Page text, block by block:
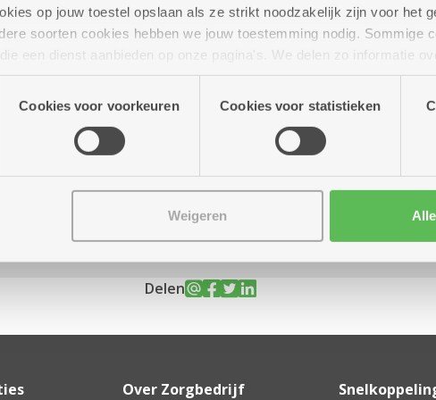
op jouw toestel opslaan als ze strikt noodzakelijk zijn voor het
soorten cookies hebben we jouw toestemming nodig. Sommige
een dienst aanbieden op onze pagina's. We delen zo informatie
onze site voor social media, advertenties en analyse. Deze
die je aan hen verstrekte.
Cookies voor voorkeuren Cookies voor statistieken
Weigeren
Delen
Over Zorgbedrijf